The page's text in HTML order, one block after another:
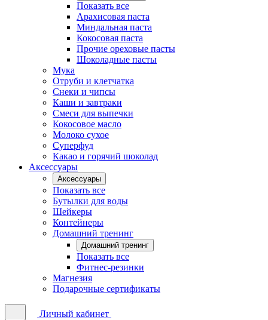
Показать все
Арахисовая паста
Миндальная паста
Кокосовая паста
Прочие ореховые пасты
Шоколадные пасты
Мука
Отруби и клетчатка
Снеки и чипсы
Каши и завтраки
Смеси для выпечки
Кокосовое масло
Молоко сухое
Суперфуд
Какао и горячий шоколад
Аксессуары
Аксессуары
Показать все
Бутылки для воды
Шейкеры
Контейнеры
Домашний тренинг
Домашний тренинг
Показать все
Фитнес-резинки
Магнезия
Подарочные сертификаты
Личный кабинет